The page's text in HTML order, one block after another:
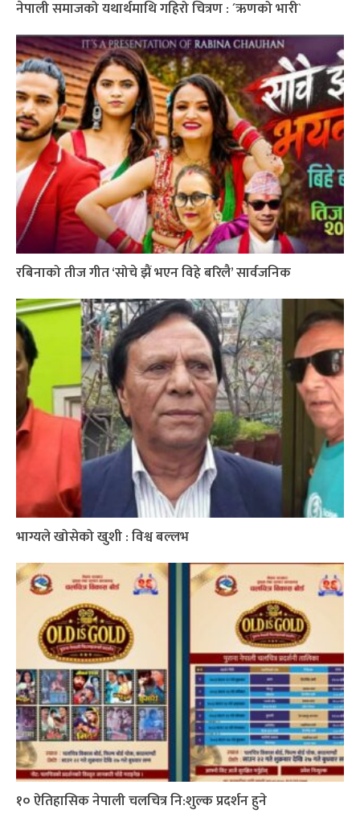
नेपाली समाजको यथार्थमाथि गहिरो चित्रण : ´ऋणको भारी`
रबिनाको तीज गीत ‘सोचे झैं भएन विहे बरिलै’ सार्वजनिक
भाग्यले खोसेको खुशी : विश्व बल्लभ
१० ऐतिहासिक नेपाली चलचित्र नि:शुल्क प्रदर्शन हुने